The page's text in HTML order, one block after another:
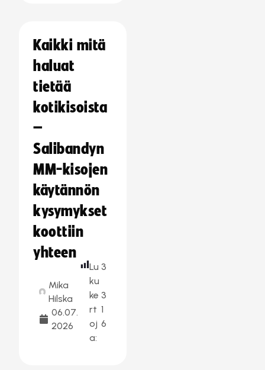
Kaikki mitä
haluat
tietää
kotikisoista
–
Salibandyn
MM-kisojen
käytännön
kysymykset
koottiin
yhteen
Mika
Hilska
06.07.
2026
Lu
ku
ke
rt
oj
a:
3
3
1
6